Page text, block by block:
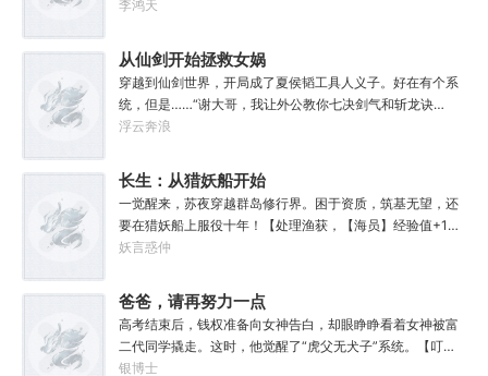
得额外奖励。”“祝您修行愉快！”……蓦然回首，发现。你，
李鸿天
从仙剑开始拯救女娲
穿越到仙剑世界，开局成了夏侯韬工具人义子。好在有个系
统，但是……“谢大哥，我让外公教你七决剑气和斩龙诀
吧！”“谢大哥，江湖危险，这把磐龙剑你拿着用。”“谢大
我不想努力了！
浮云奔浪
长生：从猎妖船开始
肝经验
一觉醒来，苏夜穿越群岛修行界。困于资质，筑基无望，还
要在猎妖船上服役十年！【处理渔获，【海员】经验值+1】
嗯？苏夜的眼神一怔。“我超，有挂！”只要进行船员工作，
板】，结合群岛修行界的灵船体系。苏夜走出了一条与众不
同的‘舰修’之路！探索禁忌海域，搜罗四海奇珍！打造超级战
舰，轰破仙朝国门！不知不觉。苏夜和他的船，成为了这浩
瀚汪洋之中，最恐怖的禁忌！……“什么？禁忌海深处有邪
妖言惑仲
爸爸，请再努力一点
高考结束后，钱权准备向女神告白，却眼睁睁看着女神被富
二代同学撬走。这时，他觉醒了“虎父无犬子”系统。【叮，
系统检测到你父亲获得3000元奖金，奖励你30000元！】
银博士